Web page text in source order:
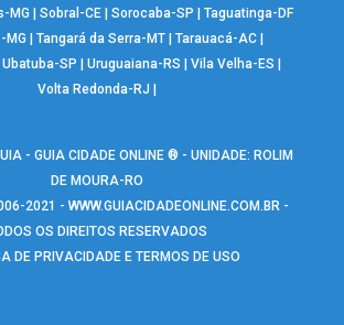
MG |Sobral-CE |Sorocaba-SP |Taguatinga-DF
MG Tangará da Serra-MT| Tarauacá-AC|
|Ubatuba-SP |Uruguaiana-RS |Vila Velha-ES
Volta Redonda-RJ
- GUIA CIDADE ONLINE ® - UNIDADE: ROLIM
DE MOURA-RO
2021 -WWW.GUIACIDADEONLINE.COM.BR -
OS DIREITOS RESERVADOS
DE PRIVACIDADE E TERMOS DE USO